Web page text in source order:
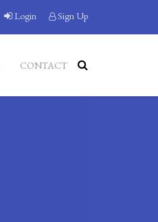
Login Sign Up
CONTACT